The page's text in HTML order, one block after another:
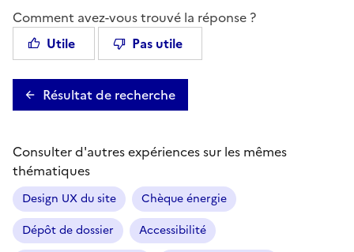
Comment avez-vous trouvé la réponse ?
Utile
Pas utile
Résultat de recherche
Consulter d'autres expériences sur les mêmes
thématiques
Design UX du site
Chèque énergie
Dépôt de dossier
Accessibilité